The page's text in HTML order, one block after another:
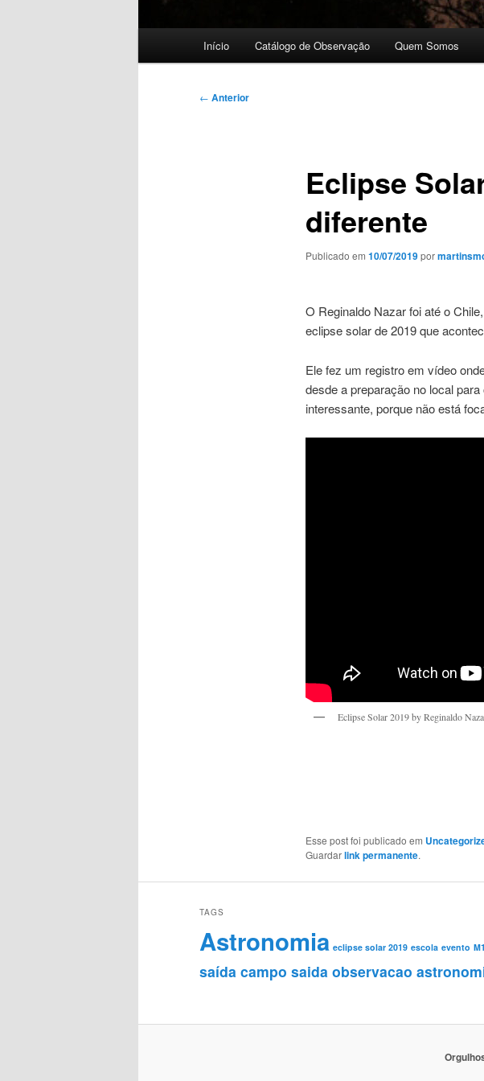
Início Catálogo de Observação Quem Somos
Navegação
← Anterior
Eclipse
diferente
Publicado em 10/07/2019por
O Reginaldo Nazar foi até o
eclipse solar de 2019 que
Ele fez um registro em vídeo
desde a preparação no local
interessante, porque não está
Eclipse Solar 2019 by Reginaldo
Esse post foi publicado em
Guardarlink permanente.
TAGS
Astronomia eclipse solar 2019 escola evento M1
saída campo saida observacao